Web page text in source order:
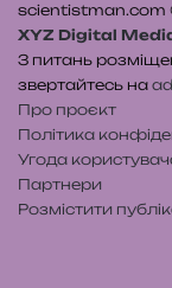
scientistman.com
XYZ Digital
З питань
звертайтесь на
Про проєкт
Політика
Угода
Партнери
Розмістити